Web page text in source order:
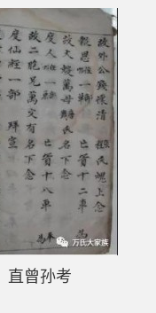
直曾孙考